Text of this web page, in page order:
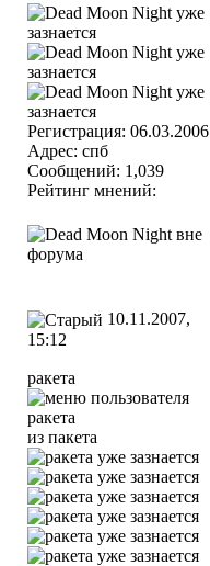
Регистрация: 06.03.2006
Адрес: спб
Сообщений: 1,039
Рейтинг мнений:
10.11.2007,
15:12
ракета
из пакета